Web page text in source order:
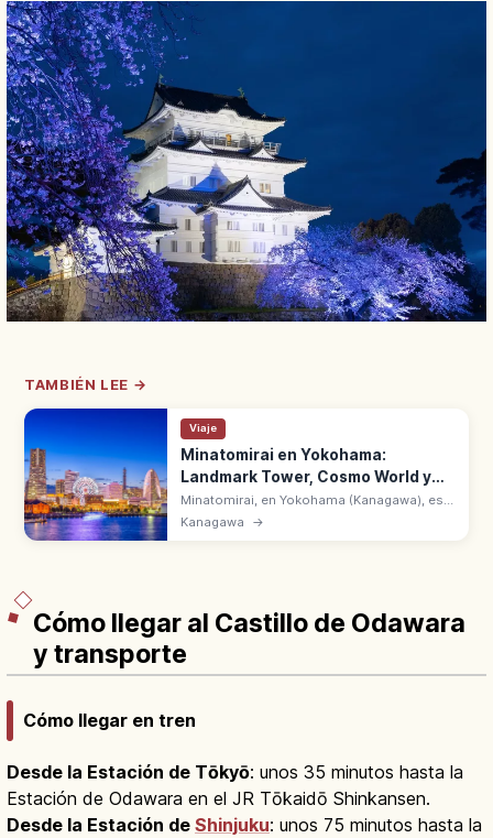
TAMBIÉN LEE →
Viaje
Minatomirai en Yokohama:
Landmark Tower, Cosmo World y
Bahía
Minatomirai, en Yokohama (Kanagawa), es
la zona portuaria con Landmark Tower, Red
Brick Warehouse y Cosmo World. A 30 min
Kanagawa →
Cómo llegar al Castillo de Odawara
y transporte
Cómo llegar en tren
Desde la Estación de Tōkyō: unos 35 minutos hasta la
Estación de Odawara en el JR Tōkaidō Shinkansen.
Desde la Estación de Shinjuku: unos 75 minutos hasta la